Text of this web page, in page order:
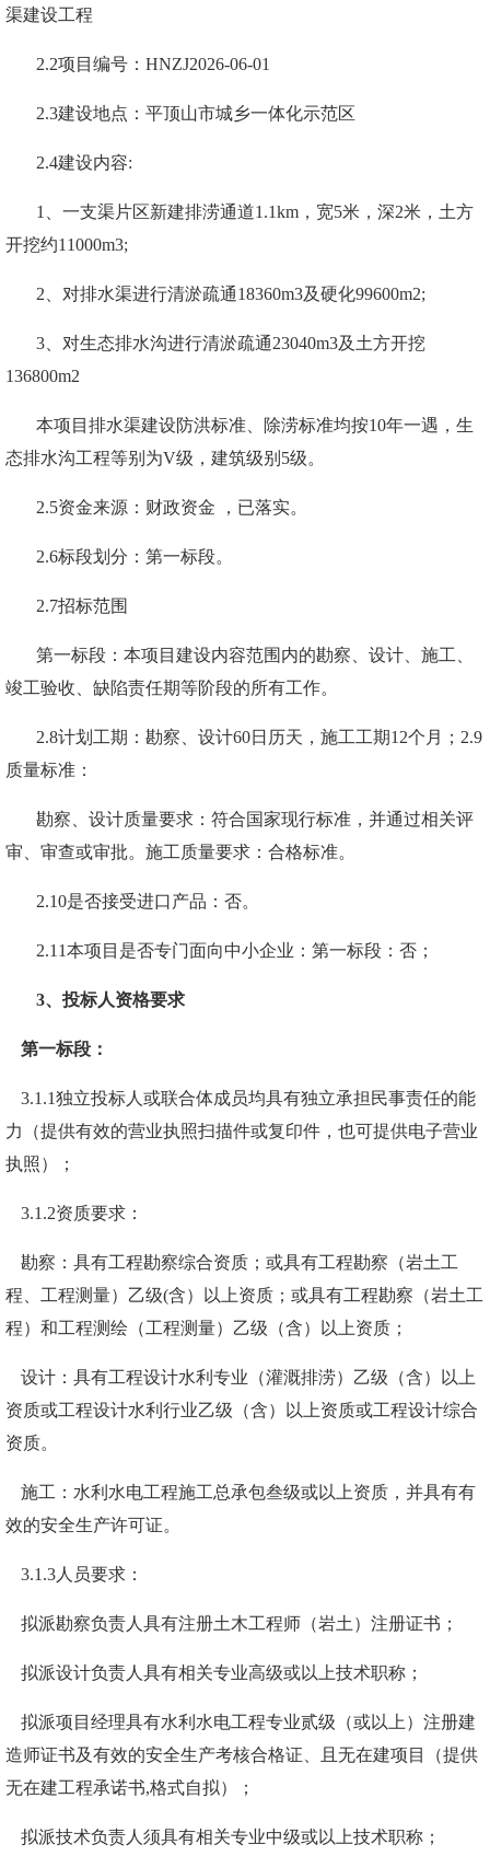
渠建设工程
2.2项目编号：HNZJ2026-06-01
2.3建设地点： 平顶山市城乡一体化示范区
2.4建设内容:
1、 一支渠片区新建排涝通道1.1km，宽5米，深2米，土方
开挖约11000m3;
2、 对排水渠进行清淤疏通18360m3及硬化99600m2;
3、 对生态排水沟进行清淤疏通23040m3及土方开挖
136800m2
本项目排水渠建设防洪标准、除涝标准均按10年一遇，生
态排水沟工程等别为V级，建筑级别5级。
2.5资金来源： 财政资金 ， 已落实。
2.6标段划分： 第一标段。
2.7招标范围
第一标段：本项目建设内容范围 内的勘察 设计 施工
竣工验收
缺陷责任期等阶段的所有工作。
2.8计划工期 ： 勘察、设计60日历天，施工工期12个月； 2.9
质量标准 ：
勘察 设计质量要求： 符合国家现行标准 ， 并通过相关评
审、审查或审批。 施工质量要求： 合格标准。
2.10是否接受进口产品：否。
2.1 1本项目是否专门面向中小企业： 第一标段：否；
3、投标人资格要求
第一标段：
3.1.1独立投标人或联合体成员均具有独立承担民事责任的能
力（提供有效的营业执照扫描件或复印件，也可提供电子营业
执照）；
3.1.2资质要求：
勘察： 具有工程勘察综合资质 ； 或具有工程勘察 （岩土工
程
工程测量）乙级(含） 以上资质； 或具有工程勘察 （岩土工
程） 和工程测绘 （工程测量） 乙级 （含） 以上资质 ；
设计： 具有工程设计水利专业（灌溉排涝）乙级（含）以上
资质或工程设计水利行业乙级（含）以上资质或工程设计综合
资质。
施工： 水利水电工程施工总承包叁级或以上资质，并具有有
效的安全生产许可证。
3.1.3 人员要求：
拟派勘察负责人具有注册土木工程师（岩土）注册证书 ；
拟派设计负责人具有相关专业高级或以上技术职称 ；
拟派项目经理具有水利水电工程专业贰级 （或以上 ） 注册建
造师证书及有效的安全生产考核合格证、且无在建项目（提供
无在建工程承诺书,格式自拟）；
拟派技术负责人须具有相关专业中级或以上技术职称 ；